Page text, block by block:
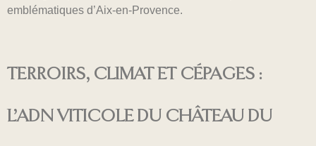
emblématiques d’Aix-en-Provence.
TERROIRS, CLIMAT ET CÉPAGES :
L’ADN VITICOLE DU CHÂTEAU DU